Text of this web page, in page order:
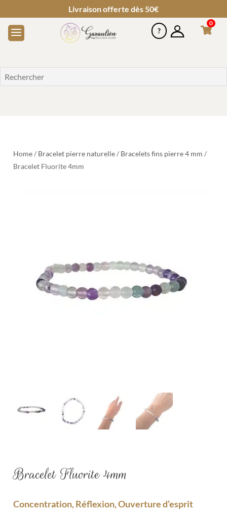
Livraison offerte dès 50€
0
Home/ Bracelet pierre naturelle/ Bracelets fins pierre 4 mm /
Bracelet Fluorite 4mm
Bracelet Fluorite 4mm
Concentration, Réflexion, Ouverture d’esprit